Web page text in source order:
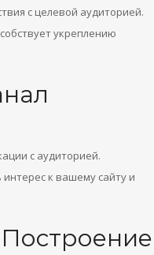
с целевой аудиторией.
укреплению
с аудиторией.
к вашему сайту и